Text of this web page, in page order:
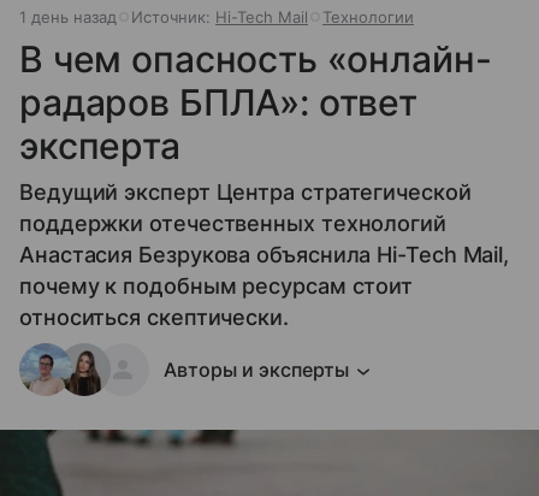
1 день назад Источник: Hi-Tech Mail Технологии
В чем опасность «онлайн-
радаров БПЛА»: ответ
эксперта
Ведущий эксперт Центра стратегической
поддержки отечественных технологий
Анастасия Безрукова объяснила Hi-Tech Mail,
почему к подобным ресурсам стоит
относиться скептически.
Авторы и эксперты